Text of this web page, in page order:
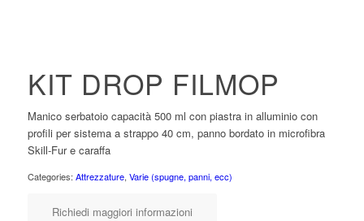
KIT DROP FILMOP
Manico serbatoio capacità 500 ml con piastra in alluminio con
profili per sistema a strappo 40 cm, panno bordato in microfibra
Skill-Fur e caraffa
Categories: Attrezzature, Varie (spugne, panni, ecc)
Richiedi maggiori informazioni